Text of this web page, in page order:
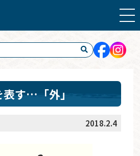
表す…「外」
2018.2.4